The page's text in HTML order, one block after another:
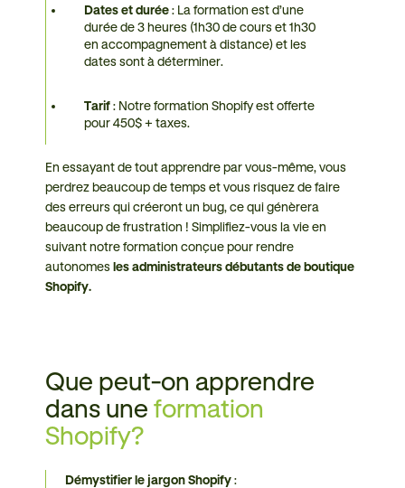
Dates et durée: La formation est d’une
durée de 3 heures (1h30 de cours et 1h30
en accompagnement à distance) et les
dates sont à déterminer.
Tarif: Notre formation Shopify est offerte
pour 450$ + taxes.
En essayant de tout apprendre par vous-même, vous
perdrez beaucoup de temps et vous risquez de faire
des erreurs qui créeront un bug, ce qui génèrera
beaucoup de frustration ! Simplifiez-vous la vie en
suivant notre formation conçue pour rendre
autonomesles administrateurs débutants de boutique
Shopify.
Que peut-on apprendre
dans une formation
Shopify?
Démystifier le jargon Shopify: